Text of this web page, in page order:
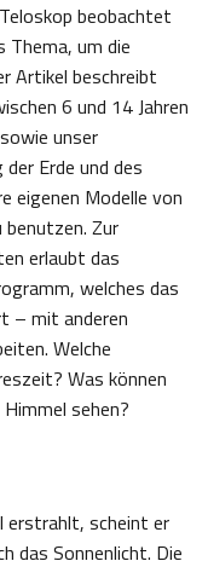
beobachtet
Thema, um die
Artikel beschreibt
6 und 14 Jahren
unser
Erde und des
eigenen Modelle von
benutzen. Zur
erlaubt das
welches das
– mit anderen
Welche
Was können
sehen?
erstrahlt, scheint er
das Sonnenlicht. Die